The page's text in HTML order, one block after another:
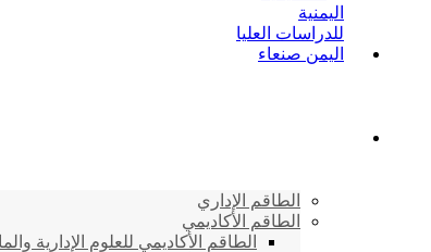
الطاقم الإداري
الطاقم الأكاديمي
الطاقم الأكاديمي للعلوم الإدارية